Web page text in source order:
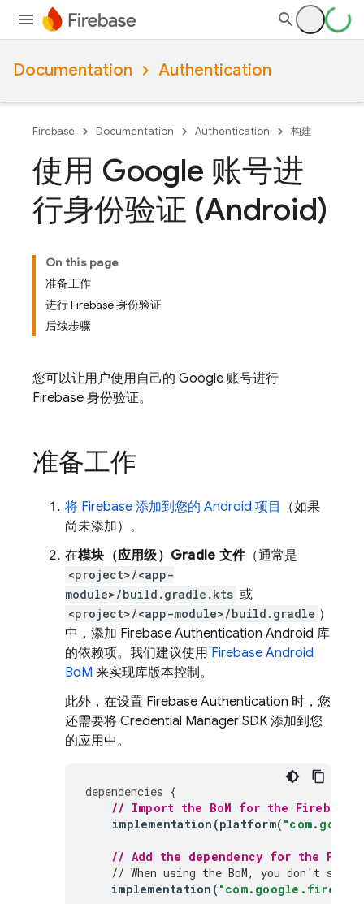
Documentation Authentication
Firebase Documentation Authentication 构建
使用 Google 账号进
行身份验证 (Android)
On this page
准备工作
进行 Firebase 身份验证
后续步骤
您可以让用户使用自己的 Google 账号进行
Firebase 身份验证。
准备工作
将 Firebase 添加到您的 Android 项目
（如果
尚未添加）。
在模块（应用级）Gradle 文件（通常是
<project>/<app-
module>/build.gradle.kts 或
<project>/<app-module>/build.gradle ）
中，添加 Firebase Authentication Android 库
的依赖项。我们建议使用 Firebase Android
BoM 来实现库版本控制。
此外，在设置 Firebase Authentication 时，您
还需要将 Credential Manager SDK 添加到您
的应用中。
dependencies {
// Import the BoM for the Firebase
implementation (platform(
// Add the dependency for the
// When using the BoM, you don't
implementation (